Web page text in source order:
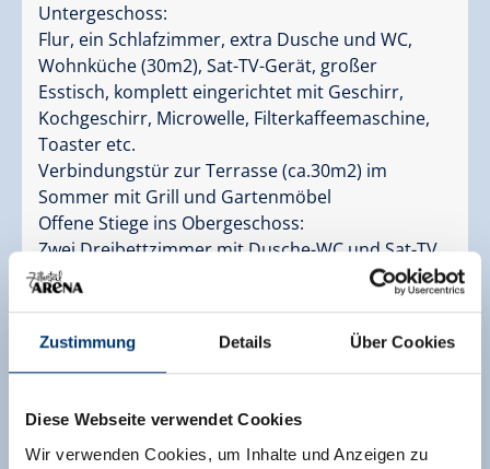
Zustimmung Details Über Cookies
Diese Webseite verwendet Cookies
Wir verwenden Cookies, um Inhalte und Anzeigen zu
Untergeschoss:
Flur, ein Schlafzimmer, extra Dusche und WC,
Wohnküche (30m2), Sat-TV-Gerät, großer
Esstisch, komplett eingerichtet mit Geschirr,
Kochgeschirr, Microwelle, Filterkaffeemaschine,
Toaster etc.
Verbindungstür zur Terrasse (ca.30m2) im
Sommer mit Grill und Gartenmöbel
Offene Stiege ins Obergeschoss:
Zwei Dreibettzimmer mit Dusche-WC und Sat-TV
(davon ein Zimmer mit Balkon)
Ausstattung
Verfügbarkeitskalender